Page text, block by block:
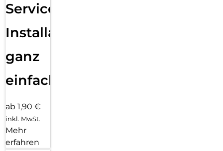
Services
Installation
ganz
einfach
ab 1,90 €
inkl. MwSt.
Mehr
erfahren